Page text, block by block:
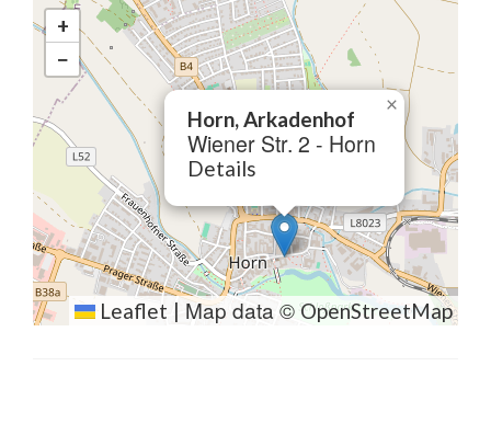
Horn, Arkadenhof
Wiener Str. 2 - Horn
Details
×
+
−
Leaflet | Map data ©OpenStreetMap